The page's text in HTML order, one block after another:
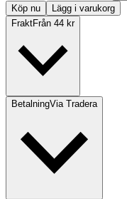
Köp nu
Lägg i varukorg
FraktFrån 44 kr
BetalningVia Tradera